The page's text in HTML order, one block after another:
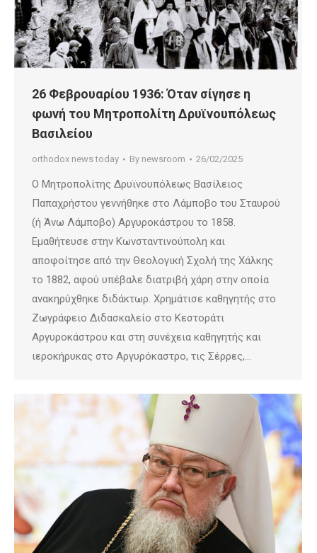
26 Φεβρουαρίου 1936: Όταν σίγησε η
φωνή του Μητροπολίτη Δρυϊνουπόλεως
Βασιλείου
orthodox news today By newsroom 26/02/2025
Ο Μητροπολίτης Δρυϊνουπόλεως Βασίλειος
Παπαχρήστου γεννήθηκε στο Λάμποβο του Σταυρού
(ή Άνω Λάμποβο) Αργυροκάστρου το 1858.
Εμαθήτευσε στην Κωνσταντινούπολη και
αποφοίτησε από την Θεολογική Σχολή της Χάλκης
το 1882, αφού υπέβαλε διατριβή χάρη στην οποία
ανακηρύχθηκε διδάκτωρ. Χρημάτισε καθηγητής στο
Ζωγράφειο Διδασκαλείο στο Κεστοράτι
Αργυροκάστρου και στη συνέχεια καθηγητής και
ιεροκήρυκας στο Αργυρόκαστρο, τις Σέρρες,…